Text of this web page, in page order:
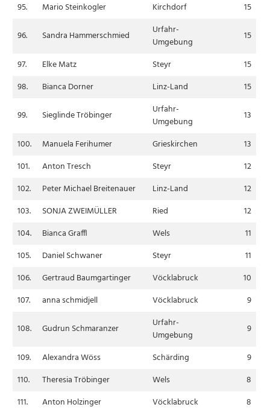
95.
Mario Steinkogler Kirchdorf 15
96. Sandra Hammerschmied
Urfahr-
Umgebung
15
97. Elke Matz Steyr
15
98.
Bianca Dorner Linz-Land 15
99. Sieglinde Tröbinger
Urfahr-
Umgebung
13
100. Manuela Ferihumer Grieskirchen
13
101.
Anton Tresch Steyr
12
102.
Peter Michael Breitenauer Linz-Land
12
103.
SONJA ZWEIMÜLLER Ried
12
104.
Bianca Graffl Wels
11
105.
Daniel Schwaner Steyr
11
106.
Gertraud Baumgartinger Vöcklabruck
10
107.
anna schmidjell Vöcklabruck 9
108. Gudrun Schmaranzer
Urfahr-
Umgebung
9
109. Alexandra Wöss Schärding
9
110.
Theresia Tröbinger Wels
8
111.
Anton Holzinger Vöcklabruck
8